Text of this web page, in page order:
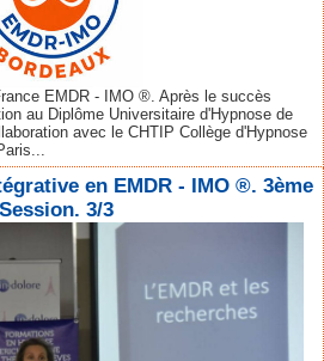
EMDR - IMO ®. Après le succès
au Diplôme Universitaire d'Hypnose de
avec le CHTIP Collège d'Hypnose
en EMDR - IMO ®. 3ème
Session. 3/3